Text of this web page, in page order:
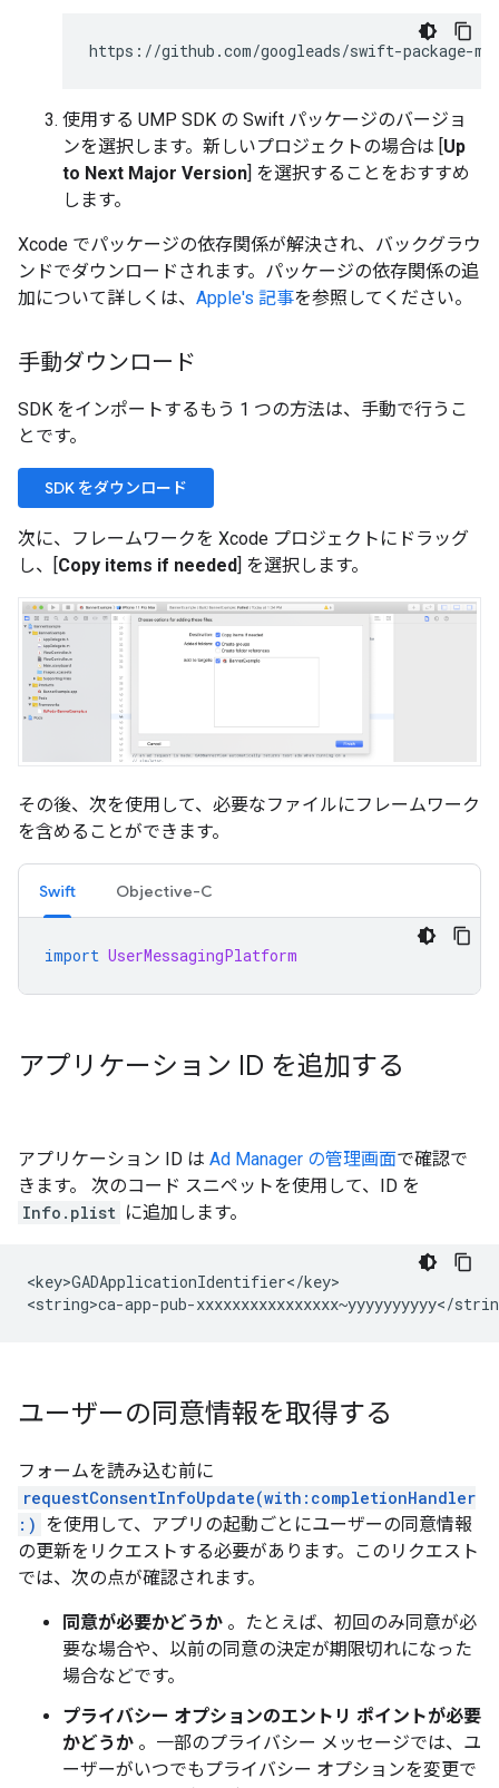
使用する UMP SDK の Swift パッケージのバージョ
ンを選択します。新しいプロジェクトの場合は [Up
to Next Major Version] を選択することをおすすめ
します。
Xcode でパッケージの依存関係が解決され、バックグラウ
ンドでダウンロードされます。パッケージの依存関係の追
加について詳しくは、 Apple's 記事を参照してください。
手動ダウンロード
SDK をインポートするもう 1 つの方法は、手動で行うこ
とです。
SDK をダウンロード
次に、フレームワークを Xcode プロジェクトにドラッグ
し、[Copy items if needed] を選択します。
その後、次を使用して、必要なファイルにフレームワーク
を含めることができます。
Swift Objective-C
import UserMessagingPlatform
アプリケーション ID を追加する
アプリケーション ID は Ad Manager の管理画面で確認で
きます。 次のコード スニペットを使用して、ID を
Info.plist に追加します。
<key>GADApplicationIdentifier</key>
ユーザーの同意情報を取得する
フォームを読み込む前に
requestConsentInfoUpdate(with:completionHandler
:) を使用して、アプリの起動ごとにユーザーの同意情報
の更新をリクエストする必要があります。このリクエスト
では、次の点が確認されます。
同意が必要かどうか 。たとえば、初回のみ同意が必
要な場合や、以前の同意の決定が期限切れになった
場合などです。
プライバシー オプションのエントリ ポイントが必要
かどうか 。一部のプライバシー メッセージでは、ユ
ーザーがいつでもプライバシー オプションを変更で